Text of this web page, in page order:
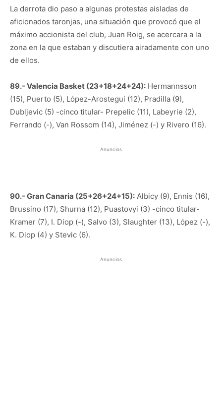
La derrota dio paso a algunas protestas aisladas de
aficionados taronjas, una situación que provocó que el
máximo accionista del club, Juan Roig, se acercara a la
zona en la que estaban y discutiera airadamente con uno
de ellos.
89.- Valencia Basket (23+18+24+24): Hermannsson
(15), Puerto (5), López-Arostegui (12), Pradilla (9),
Dubljevic (5) -cinco titular- Prepelic (11), Labeyrie (2),
Ferrando (-), Van Rossom (14), Jiménez (-) y Rivero (16).
Anuncios
90.- Gran Canaria (25+26+24+15): Albicy (9), Ennis (16),
Brussino (17), Shurna (12), Puastovyi (3) -cinco titular-
Kramer (7), I. Diop (-), Salvo (3), Slaughter (13), López (-),
K. Diop (4) y Stevic (6).
Anuncios